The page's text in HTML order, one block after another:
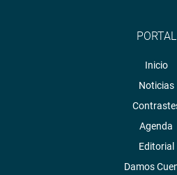
PORTAL
Inicio
Noticias
Agenda
Editorial
Damos